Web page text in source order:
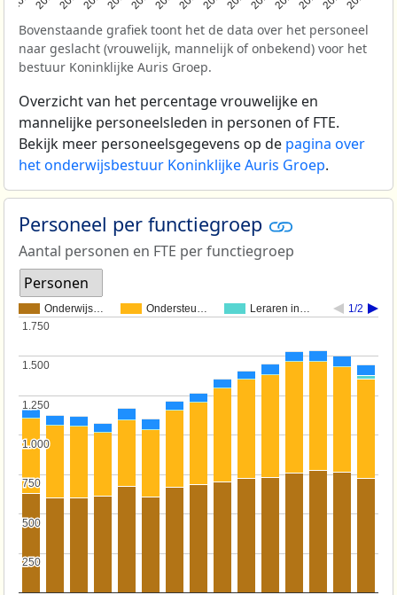
Bovenstaande grafiek toont het de data over het personeel
naar geslacht (vrouwelijk, mannelijk of onbekend) voor het
bestuur Koninklijke Auris Groep.
Overzicht van het percentage vrouwelijke en
mannelijke personeelsleden in personen of FTE.
Bekijk meer personeelsgegevens op de pagina over
het onderwijsbestuur Koninklijke Auris Groep.
Personeel per functiegroep
Aantal personen en FTE per functiegroep
Personen
Onderwijs… Ondersteu… Leraren in… 1/2
250
250
500
500
750
750
1.000
1.000
1.250
1.250
1.500
1.500
1.750
1.750